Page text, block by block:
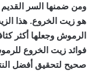
ومن ضمنها السر
هو زيت الخروع. هذا
الرموش وجعلها أكثر
فوائد زيت الخروع
صحيح لتحقيق أفضل